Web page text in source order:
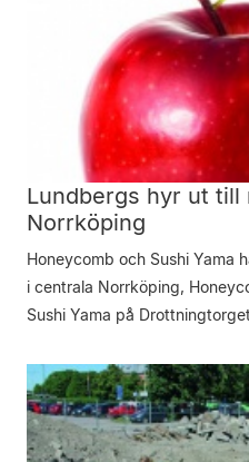
Lundbergs hyr ut till
Norrköping
Honeycomb och Sushi Yama
i centrala Norrköping,
Sushi Yama på